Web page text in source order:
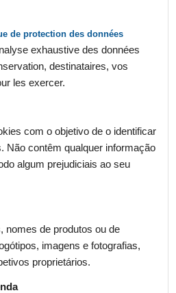
de protection des données
exhaustive des données
destinataires, vos
les exercer.
com o objetivo de o identificar
Não contêm qualquer informação
algum prejudiciais ao seu
nomes de produtos ou de
imagens e fotografias,
proprietários.